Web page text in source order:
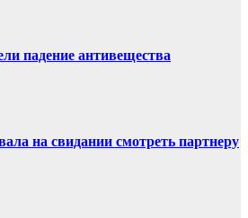
падение антивещества
на свидании смотреть партнеру